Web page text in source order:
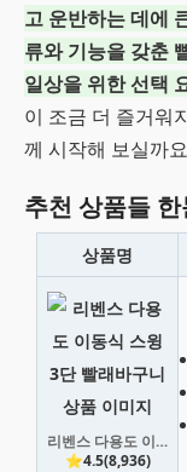
고 운반하는 데에
류와 기능을 갖춘
일상을 위한 선택
이 조금 더 즐거워
께 시작해 보실까
추천 상품들
상품명
리벤스 다용도 이동식 스윙 3단 빨래바구니
⭐4.5(8,936)